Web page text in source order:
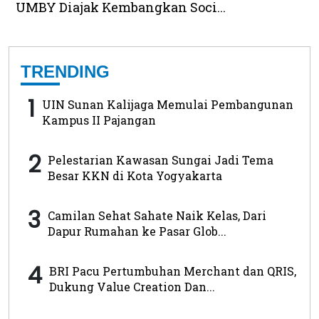
UMBY Diajak Kembangkan Soci...
TRENDING
1 UIN Sunan Kalijaga Memulai Pembangunan
Kampus II Pajangan
2 Pelestarian Kawasan Sungai Jadi Tema
Besar KKN di Kota Yogyakarta
3 Camilan Sehat Sahate Naik Kelas, Dari
Dapur Rumahan ke Pasar Glob...
4 BRI Pacu Pertumbuhan Merchant dan QRIS,
Dukung Value Creation Dan...